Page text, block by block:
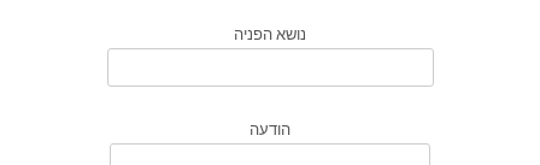
נושא הפניה
הודעה